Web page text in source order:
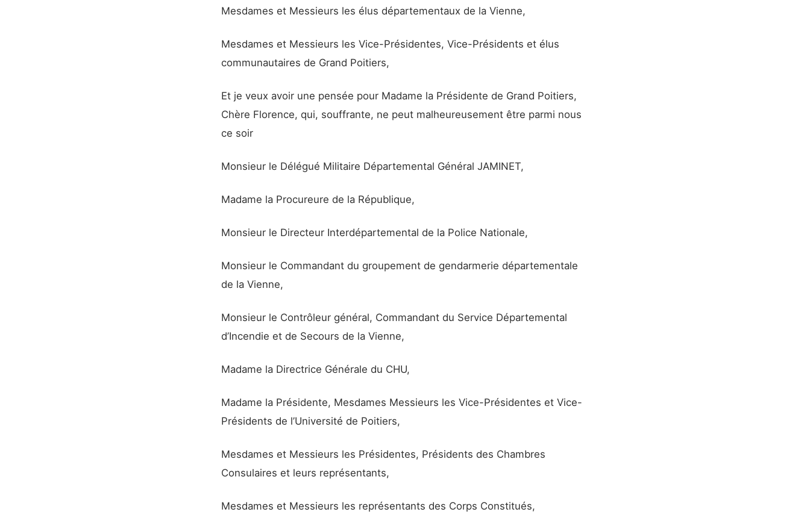
Mesdames et Messieurs les élus départementaux de la Vienne,
Mesdames et Messieurs les Vice-Présidentes, Vice-Présidents et élus
communautaires de Grand Poitiers,
Et je veux avoir une pensée pour Madame la Présidente de Grand Poitiers,
Chère Florence, qui, souffrante, ne peut malheureusement être parmi nous
ce soir
Monsieur le Délégué Militaire Départemental Général JAMINET,
Madame la Procureure de la République,
Monsieur le Directeur Interdépartemental de la Police Nationale,
Monsieur le Commandant du groupement de gendarmerie départementale
de la Vienne,
Monsieur le Contrôleur général, Commandant du Service Départemental
d’Incendie et de Secours de la Vienne,
Madame la Directrice Générale du CHU,
Madame la Présidente, Mesdames Messieurs les Vice-Présidentes et Vice-
Présidents de l’Université de Poitiers,
Mesdames et Messieurs les Présidentes, Présidents des Chambres
Consulaires et leurs représentants,
Mesdames et Messieurs les représentants des Corps Constitués,